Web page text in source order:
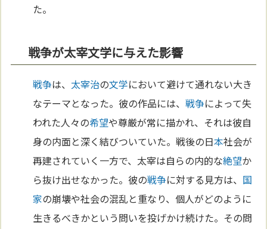
た。
戦争が太宰文学に与えた影響
戦争は、 太宰治の文学において避けて通れない大き
なテーマとなった。彼の作品には、戦争によって失
われた人々の希望や尊厳が常に描かれ、それは彼自
身の内面と深く結びついていた。戦後の日本社会が
再建されていく一方で、太宰は自らの内的な絶望か
ら抜け出せなかった。彼の戦争に対する見方は、 国
家の崩壊や社会の混乱と重なり、個人がどのように
生きるべきかという問いを投げかけ続けた。その問